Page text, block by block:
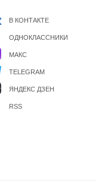
В КОНТАКТЕ
ОДНОКЛАССНИКИ
МАКС
TELEGRAM
ЯНДЕКС ДЗЕН
RSS